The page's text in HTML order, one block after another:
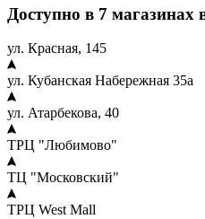
Доступно в 7 магазинах
ул. Красная, 145
ул. Кубанская Набережная 35а
ул. Атарбекова, 40
ТРЦ "Любимово"
ТЦ "Московский"
ТРЦ West Mall